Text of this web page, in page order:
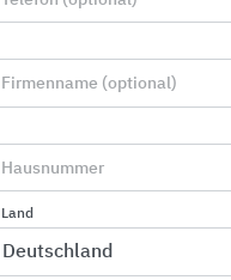
Firmenname (optional)
Hausnummer
Land